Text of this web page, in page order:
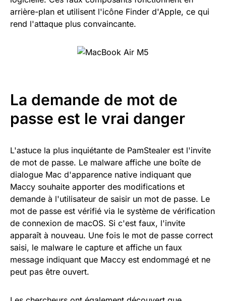
arrière-plan et utilisent l'icône Finder d'Apple, ce qui
rend l'attaque plus convaincante.
La demande de mot de
passe est le vrai danger
L'astuce la plus inquiétante de PamStealer est l'invite
de mot de passe. Le malware affiche une boîte de
dialogue Mac d'apparence native indiquant que
Maccy souhaite apporter des modifications et
demande à l'utilisateur de saisir un mot de passe. Le
mot de passe est vérifié via le système de vérification
de connexion de macOS. Si c'est faux, l'invite
apparaît à nouveau. Une fois le mot de passe correct
saisi, le malware le capture et affiche un faux
message indiquant que Maccy est endommagé et ne
peut pas être ouvert.